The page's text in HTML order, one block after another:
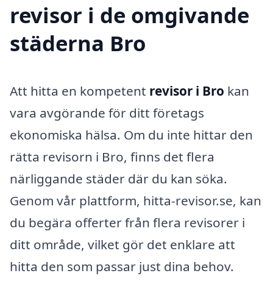
revisor i de omgivande
städerna Bro
Att hitta en kompetent revisor i Bro kan
vara avgörande för ditt företags
ekonomiska hälsa. Om du inte hittar den
rätta revisorn i Bro, finns det flera
närliggande städer där du kan söka.
Genom vår plattform, hitta-revisor.se, kan
du begära offerter från flera revisorer i
ditt område, vilket gör det enklare att
hitta den som passar just dina behov.